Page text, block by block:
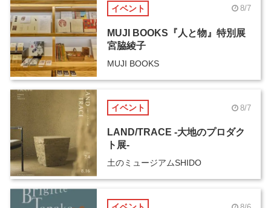
イベント 8/7
MUJI BOOKS『人と物』特別展
宮脇綾子
MUJI BOOKS
イベント 8/7
LAND/TRACE -大地のプロダク
ト展-
土のミュージアムSHIDO